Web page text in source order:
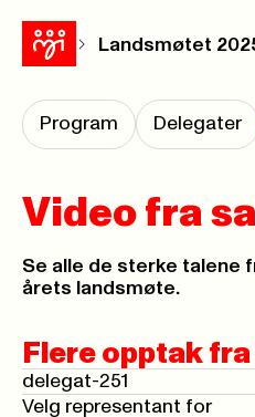
Landsmøtet
Program Delegater
Video fra
Se alle de sterke talene
årets landsmøte.
Flere opptak
Filtrer opptakk
Søk og
Navn
Velg representant for